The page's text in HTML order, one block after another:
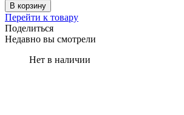
В корзину
Перейти к товару
Поделиться
Недавно вы смотрели
Нет в наличии